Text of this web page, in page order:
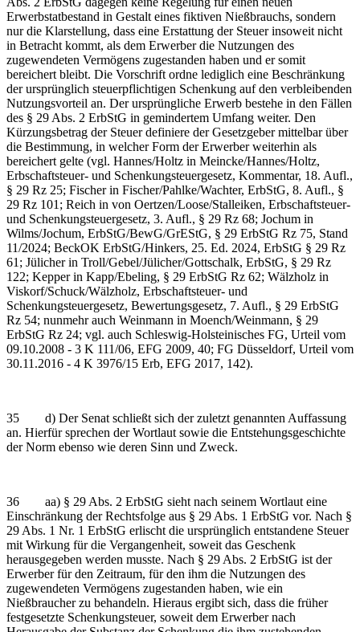
Erwerbstatbestand in Gestalt eines fiktiven Nießbrauchs, sondern
nur die Klarstellung, dass eine Erstattung der Steuer insoweit nicht
in Betracht kommt, als dem Erwerber die Nutzungen des
zugewendeten Vermögens zugestanden haben und er somit
bereichert bleibt. Die Vorschrift ordne lediglich eine Beschränkung
der ursprünglich steuerpflichtigen Schenkung auf den verbleibenden
Nutzungsvorteil an. Der ursprüngliche Erwerb bestehe in den Fällen
des § 29 Abs. 2 ErbStG in gemindertem Umfang weiter. Den
Kürzungsbetrag der Steuer definiere der Gesetzgeber mittelbar über
die Bestimmung, in welcher Form der Erwerber weiterhin als
bereichert gelte (vgl. Hannes/Holtz in Meincke/Hannes/Holtz,
Erbschaftsteuer- und Schenkungsteuergesetz, Kommentar, 18. Aufl.,
§ 29 Rz 25; Fischer in Fischer/Pahlke/Wachter, ErbStG, 8. Aufl., §
29 Rz 101; Reich in von Oertzen/Loose/Stalleiken, Erbschaftsteuer-
und Schenkungsteuergesetz, 3. Aufl., § 29 Rz 68; Jochum in
Wilms/Jochum, ErbStG/BewG/GrEStG, § 29 ErbStG Rz 75, Stand
11/2024; BeckOK ErbStG/Hinkers, 25. Ed. 2024, ErbStG § 29 Rz
61; Jülicher in Troll/Gebel/Jülicher/Gottschalk, ErbStG, § 29 Rz
122; Kepper in Kapp/Ebeling, § 29 ErbStG Rz 62; Wälzholz in
Viskorf/Schuck/Wälzholz, Erbschaftsteuer- und
Schenkungsteuergesetz, Bewertungsgesetz, 7. Aufl., § 29 ErbStG
Rz 54; nunmehr auch Weinmann in Moench/Weinmann, § 29
ErbStG Rz 24; vgl. auch Schleswig-Holsteinisches FG, Urteil vom
09.10.2008 - 3 K 111/06, EFG 2009, 40; FG Düsseldorf, Urteil vom
30.11.2016 - 4 K 3976/15 Erb, EFG 2017, 142).
35 d) Der Senat schließt sich der zuletzt genannten Auffassung
an. Hierfür sprechen der Wortlaut sowie die Entstehungsgeschichte
der Norm ebenso wie deren Sinn und Zweck.
36 aa) § 29 Abs. 2 ErbStG sieht nach seinem Wortlaut eine
Einschränkung der Rechtsfolge aus § 29 Abs. 1 ErbStG vor. Nach §
29 Abs. 1 Nr. 1 ErbStG erlischt die ursprünglich entstandene Steuer
mit Wirkung für die Vergangenheit, soweit das Geschenk
herausgegeben werden musste. Nach § 29 Abs. 2 ErbStG ist der
Erwerber für den Zeitraum, für den ihm die Nutzungen des
zugewendeten Vermögens zugestanden haben, wie ein
Nießbraucher zu behandeln. Hieraus ergibt sich, dass die früher
festgesetzte Schenkungsteuer, soweit dem Erwerber nach